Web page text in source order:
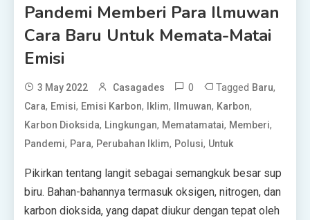
Pandemi Memberi Para Ilmuwan
Cara Baru Untuk Memata-Matai
Emisi
3 May 2022 Casagades 0 Tagged Baru,
Cara, Emisi, Emisi Karbon, Iklim, Ilmuwan, Karbon,
Karbon Dioksida, Lingkungan, Mematamatai, Memberi,
Pandemi, Para, Perubahan Iklim, Polusi, Untuk
Pikirkan tentang langit sebagai semangkuk besar sup
biru. Bahan-bahannya termasuk oksigen, nitrogen, dan
karbon dioksida, yang dapat diukur dengan tepat oleh